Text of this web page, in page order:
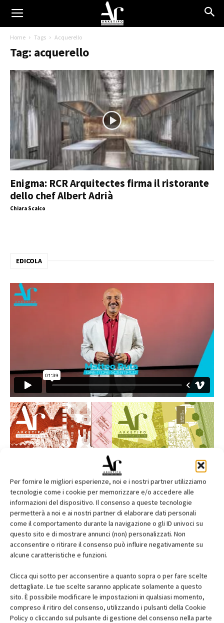
Per fornire le migliori esperienze, noi e i nostri partner utilizziamo
tecnologie come i cookie per memorizzare e/o accedere alle
informazioni del dispositivo. Il consenso a queste tecnologie
permetterà a noi e ai nostri partner di elaborare dati personali
come il comportamento durante la navigazione o gli ID univoci su
questo sito e di mostrare annunci (non) personalizzati. Non
acconsentire o ritirare il consenso può influire negativamente su
alcune caratteristiche e funzioni.
Clicca qui sotto per acconsentire a quanto sopra o per fare scelte
dettagliate. Le tue scelte saranno applicate solamente a questo
sito. È possibile modificare le impostazioni in qualsiasi momento,
compreso il ritiro del consenso, utilizzando i pulsanti della Cookie
Policy o cliccando sul pulsante di gestione del consenso nella parte
Home Tags Acquerello
Tag: acquerello
Enigma: RCR Arquitectes firma il ristorante
dello chef Albert Adrià
Chiara Scalco
EDICOLA
Edicola web
Abbonati e regala
Iscriviti alla newsletter